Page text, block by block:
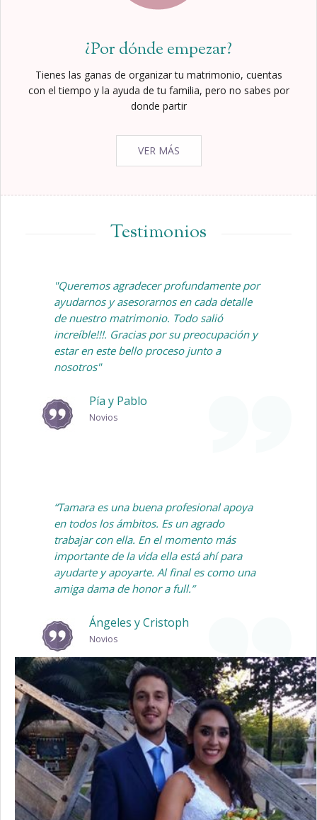
¿Por dónde empezar?
Tienes las ganas de organizar tu matrimonio, cuentas
con el tiempo y la ayuda de tu familia, pero no sabes por
donde partir
VER MÁS
Testimonios
"Queremos agradecer profundamente por
ayudarnos yasesorarnos en cada detalle
de nuestro matrimonio. Todo salió
increíble!!!. Gracias por su preocupación y
estar en este bello proceso junto a
nosotros"
Pía y Pablo
Novios
“Tamara es una buena profesional apoya
en todos los ámbitos. Es un agrado
trabajar con ella. En el momento más
importante de la vida ella está ahí para
ayudarte y apoyarte. Al final es como una
amiga dama de honor a full.”
Ángeles y Cristoph
Novios